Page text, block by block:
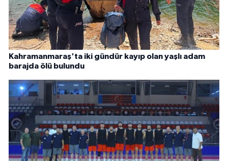
Kahramanmaraş'ta iki gündür kayıp olan yaşlı adam
barajda ölü bulundu